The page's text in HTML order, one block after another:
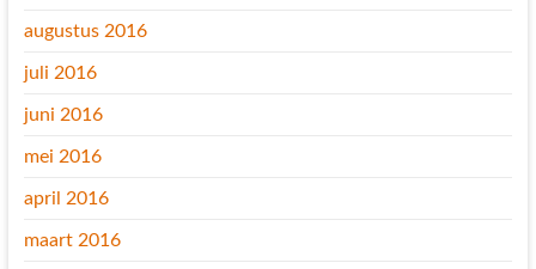
augustus 2016
juli 2016
juni 2016
mei 2016
april 2016
maart 2016